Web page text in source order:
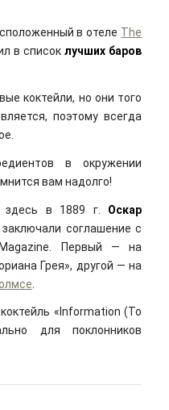
в отеле The
в списоклучших баров
коктейли, но они того
поэтому всегда
в окружении
вам надолго!
здесь в 1889 г. Оскар
заключали соглашение с
Magazine. Первый — на
Грея», другой — на
«Information (To
для поклонников